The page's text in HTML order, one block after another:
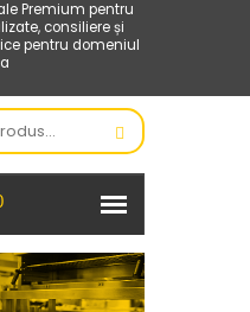
Premium pentru
consiliere și
pentru domeniul